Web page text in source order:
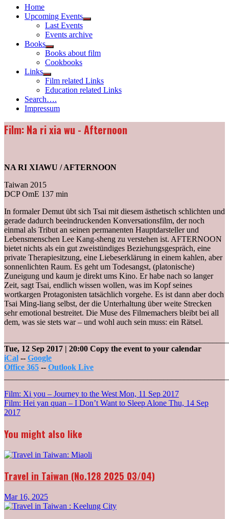
Home
Upcoming Events
Show
menu
Last Events
Events archive
Books
Show
sub
menu
Books about film
Cookbooks
Links
Show
sub
menu
Film related Links
Education related Links
Search….
Impressum
Film: Na ri xia wu - Afternoon
NA RI XIAWU / AFTERNOON
Taiwan 2015
DCP OmE 137 min
In formaler Demut übt sich Tsai mit diesem ästhetisch schlichten und
gerade dadurch beeindruckenden Konversationsfilm, der noch
einmal als Tribut an seinen permanenten Hauptdarsteller und
Lebensmenschen Lee Kang-sheng zu verstehen ist. AFTERNOON
bietet nichts als ein gut zweistündiges Beziehungsgespräch, eine
private Therapiesitzung, eine Liebeserklärung in einem kahlen, aber
sonnenlichten Raum. Es geht um Todesangst, (platonische)
Zuneigung und kaum je direkt ums Kino. Er habe nach so langer
Zeit, sagt Tsai, endlich wissen wollen, was im Kopf seines
wortkargen Protagonisten tatsächlich vorgehe. Es ist dann aber doch
Tsai Ming-liang selbst, der die Unterhaltung über weite Strecken
sehr emotional bestreitet. Die Muse des Filmemachers bleibt bei all
dem, was sie stets war – und wohl auch sein muss: ein Rätsel.
Tue, 12 Sep 2017 | 20:00 Copy the event to your calendar
iCal -- Google
Office 365 -- Outlook Live
Post
navigation
Film: Xi you – Journey to the West Mon, 11 Sep 2017
Film: Hei yan quan – I Don’t Want to Sleep Alone Thu, 14 Sep
2017
You might also like
Travel in Taiwan (No.128 2025 03/04)
Mar 16, 2025